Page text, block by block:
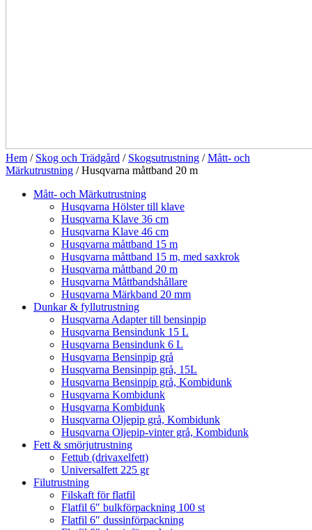
Hem / Skog och Trädgård / Skogsutrustning /Mått- och
Märkutrustning / Husqvarna måttband 20 m
Mått- och Märkutrustning
Husqvarna Hölster till klave
Husqvarna Klave 36 cm
Husqvarna Klave 46 cm
Husqvarna måttband 15 m
Husqvarna måttband 15 m, med saxkrok
Husqvarna måttband 20 m
Husqvarna Måttbandshållare
Husqvarna Märkband 20 mm
Dunkar & fyllutrustning
Husqvarna Adapter till bensinpip
Husqvarna Bensindunk 15 L
Husqvarna Bensindunk 6 L
Husqvarna Bensinpip grå
Husqvarna Bensinpip grå, 15L
Husqvarna Bensinpip grå, Kombidunk
Husqvarna Kombidunk
Husqvarna Kombidunk
Husqvarna Oljepip grå, Kombidunk
Husqvarna Oljepip-vinter grå, Kombidunk
Fett & smörjutrustning
Fettub (drivaxelfett)
Universalfett 225 gr
Filutrustning
Filskaft för flatfil
Flatfil 6″ bulkförpackning 100 st
Flatfil 6″ dussinförpackning